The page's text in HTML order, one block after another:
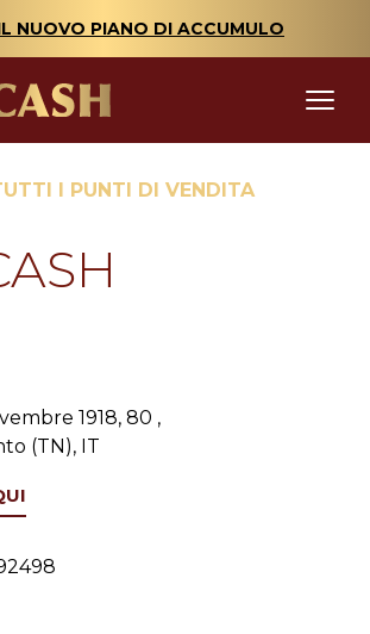
NUOVO PIANO DI ACCUMULO
I PUNTI DI VENDITA
1918, 80 ,
(TN), IT